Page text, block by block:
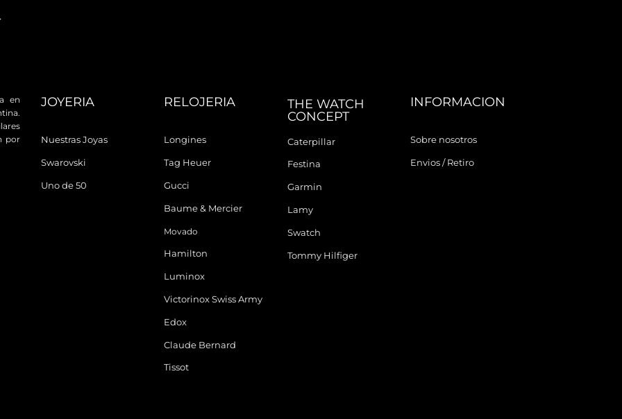
en
por
JOYERIA
Nuestras Joyas
Swarovski
Uno de 50
RELOJERIA
Longines
Tag Heuer
Gucci
Baume & Mercier
Movado
Hamilton
Luminox
Victorinox Swiss Army
Edox
Claude Bernard
Tissot
THE WATCH
CONCEPT
Caterpillar
Festina
Garmin
Lamy
Swatch
Tommy Hilfiger
INFORMACION
Sobre nosotros
Envios / Retiro